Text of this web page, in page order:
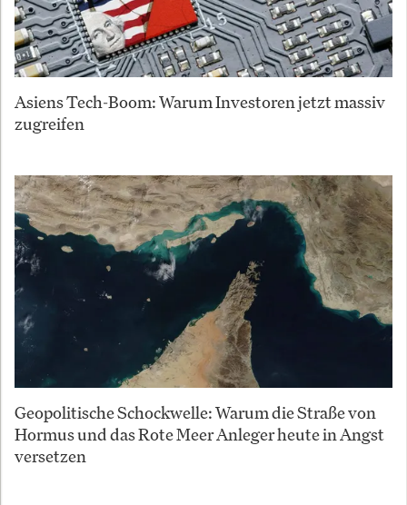
Asiens Tech-Boom: Warum Investoren jetzt massiv
zugreifen
Geopolitische Schockwelle: Warum die Straße von
Hormus und das Rote Meer Anleger heute in Angst
versetzen